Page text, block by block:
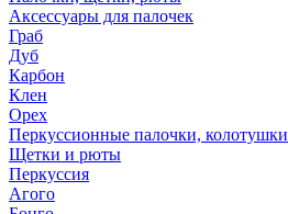
Аксессуары для палочек
Граб
Дуб
Карбон
Клен
Орех
Перкуссионные палочки, колотушки
Щетки и рюты
Перкуссия
Агого